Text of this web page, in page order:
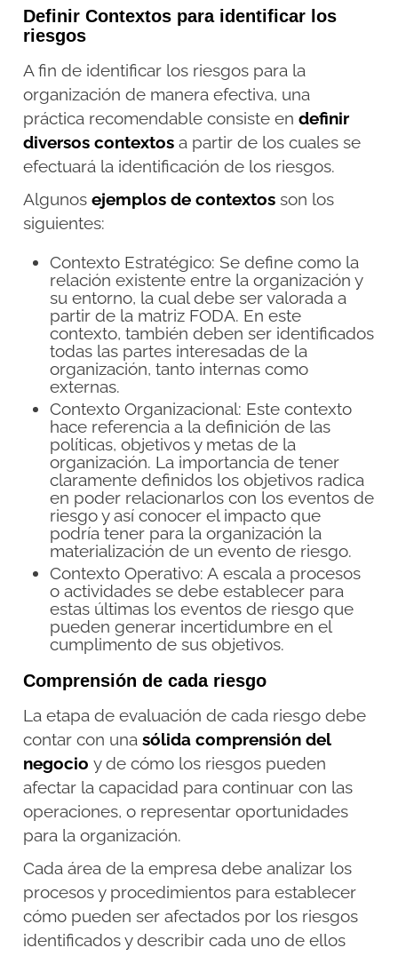
Definir Contextos para identificar los
riesgos
A fin de identificar los riesgos para la
organización de manera efectiva, una
práctica recomendable consiste endefinir
diversos contextos a partir de los cuales se
efectuará la identificación de los riesgos.
Algunosejemplos de contextos son los
siguientes:
Contexto Estratégico: Se define como la
relación existente entre la organización y
su entorno, la cual debe ser valorada a
partir de la matriz FODA. En este
contexto, también deben ser identificados
todas las partes interesadas de la
organización, tanto internas como
externas.
Contexto Organizacional: Este contexto
hace referencia a la definición de las
políticas, objetivos y metas de la
organización. La importancia de tener
claramente definidos los objetivos radica
en poder relacionarlos con los eventos de
riesgo y así conocer el impacto que
podría tener para la organización la
materialización de un evento de riesgo.
Contexto Operativo: A escala a procesos
o actividades se debe establecer para
estas últimas los eventos de riesgo que
pueden generar incertidumbre en el
cumplimento de sus objetivos.
Comprensión de cada riesgo
La etapa de evaluación de cada riesgo debe
contar con unasólida comprensión del
negocio y de cómo los riesgos pueden
afectar la capacidad para continuar con las
operaciones, o representar oportunidades
para la organización.
Cada área de la empresa debe analizar los
procesos y procedimientos para establecer
cómo pueden ser afectados por los riesgos
identificados y describir cada uno de ellos